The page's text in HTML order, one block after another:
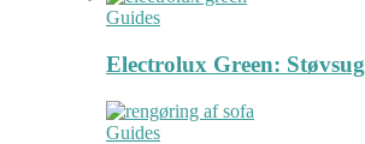
Guides
Electrolux Green:
Guides